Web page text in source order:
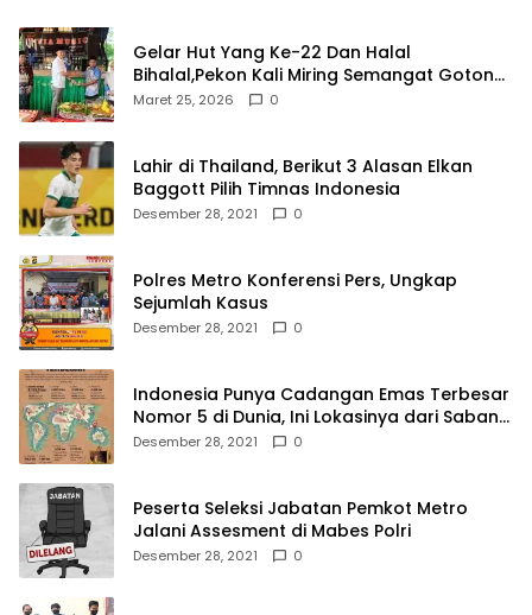
Gelar Hut Yang Ke-22 Dan Halal
Bihalal,Pekon Kali Miring Semangat Gotong
Royong
Maret 25, 2026 0
Lahir di Thailand, Berikut 3 Alasan Elkan
Baggott Pilih Timnas Indonesia
Desember 28, 2021 0
Polres Metro Konferensi Pers, Ungkap
Sejumlah Kasus
Desember 28, 2021 0
Indonesia Punya Cadangan Emas Terbesar
Nomor 5 di Dunia, Ini Lokasinya dari Sabang
hingga Merauke
Desember 28, 2021 0
Peserta Seleksi Jabatan Pemkot Metro
Jalani Assesment di Mabes Polri
Desember 28, 2021 0